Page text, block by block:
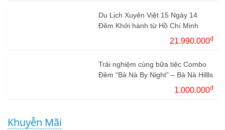
Du Lịch Xuyên Việt 15 Ngày 14
Đêm Khởi hành từ Hồ Chí Minh
21.990.000đ
Trải nghiệm cùng bữa tiệc Combo
Đêm “Bà Nà By Night” – Bà Nà Hillls
1.000.000đ
Khuyễn Mãi